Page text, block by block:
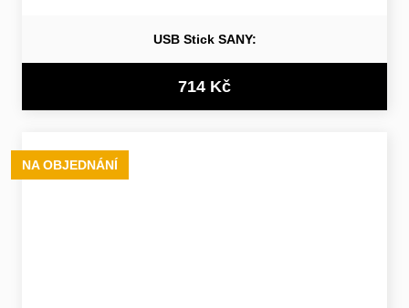
USB Stick SANY:
714 Kč
NA OBJEDNÁNÍ